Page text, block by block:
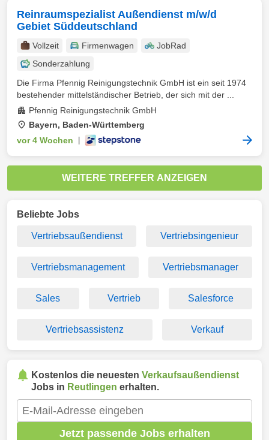
Reinraumspezialist Außendienst m/w/d
Gebiet Süddeutschland
Vollzeit Firmenwagen
JobRad
Sonderzahlung
Die Firma Pfennig Reinigungstechnik GmbH ist ein seit 1974
bestehender mittelständischer Betrieb, der sich mit der ...
Pfennig Reinigungstechnik GmbH
Bayern, Baden-Württemberg
vor 4 Wochen
WEITERE TREFFER ANZEIGEN
Beliebte Jobs
Vertriebsaußendienst Vertriebsingenieur
Vertriebsmanagement Vertriebsmanager
Sales Vertrieb Salesforce
Vertriebsassistenz Verkauf
Kostenlos die neuesten Verkaufsaußendienst
Jobs in Reutlingen erhalten.
Jetzt passende Jobs erhalten